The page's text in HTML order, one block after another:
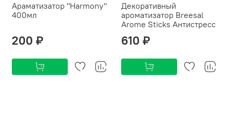
Араматизатор "Harmony"
400мл
200 ₽
Декоративный
ароматизатор Breesal
Arome Sticks Антистресс
610 ₽